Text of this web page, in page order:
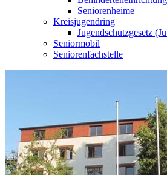
Seniorenheime
Kreisjugendring
Jugendschutzgesetz
Seniormobil
Seniorenfachstelle